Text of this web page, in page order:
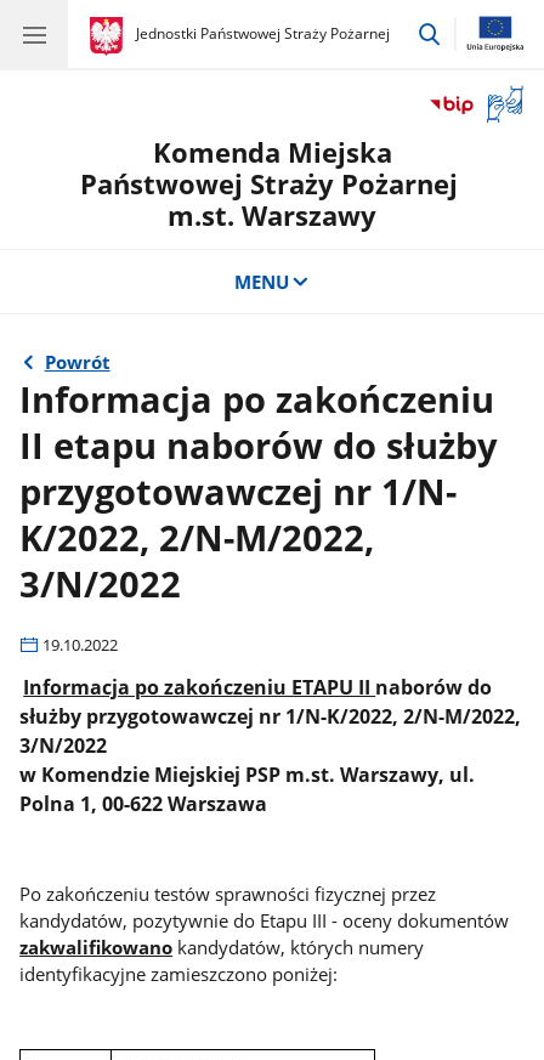
gov.pl
Jednostki Państwowej Straży Pożarnej
gov.pl
Jednostki
przejdź
okno
Komenda Miejska
Państwowej Straży Pożarnej
m.st. Warszawy
MENU
Powrót
Informacja po zakończeniu
II etapu naborów do służby
przygotowawczej nr 1/N-
K/2022, 2/N-M/2022,
3/N/2022
19.10.2022
Informacja po zakończeniu ETAPU II naborów do
służby przygotowawczej nr 1/N-K/2022, 2/N-M/2022,
3/N/2022
w Komendzie Miejskiej PSP m.st. Warszawy, ul.
Polna 1, 00-622 Warszawa
Po zakończeniu testów sprawności fizycznej przez
kandydatów, pozytywnie do Etapu III - oceny dokumentów
zakwalifikowano kandydatów, których numery
identyfikacyjne zamieszczono poniżej: